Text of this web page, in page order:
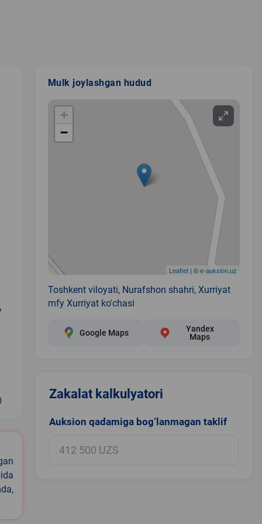
Mulk joylashgan hudud
+
−
Leaflet| ©e-auksion.uz
Toshkent viloyati, Nurafshon shahri, Xurriyat
mfy Xurriyat ko'chasi
Google Maps
Yandex
Maps
Zakalat kalkulyatori
Auksion qadamiga bog‘lanmagan taklif